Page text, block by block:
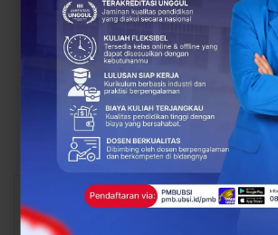
PREV POST
Dosen UBSI Gelar
Pelatihan Microsoft
Word untuk Tingkatkan
Administrasi Guru dan
Pengurus TPQ UPEKA VI
Deep
Paham
E-
You Might Also Like